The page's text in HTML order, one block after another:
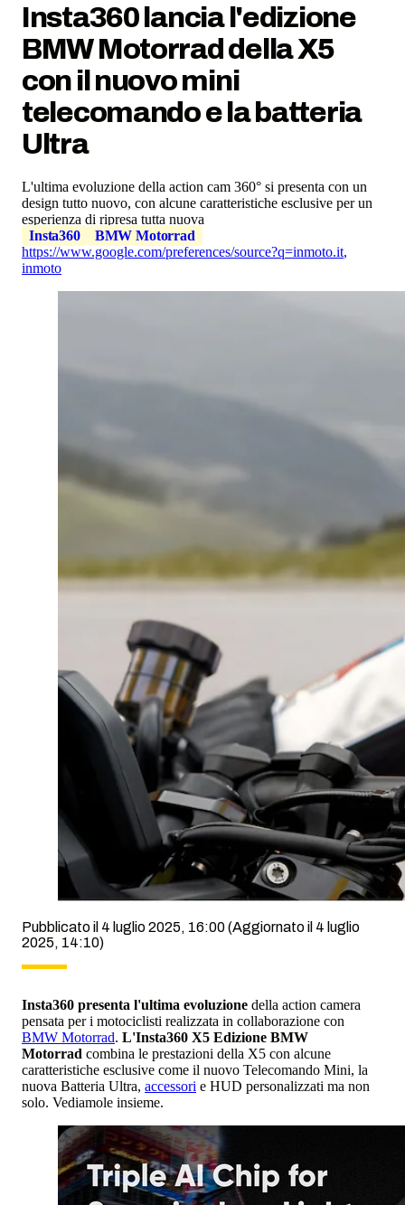
Insta360 lancia l'edizione
BMW Motorrad della X5
con il nuovo mini
telecomando e la batteria
Ultra
L'ultima evoluzione della action cam 360° si presenta con un
design tutto nuovo, con alcune caratteristiche esclusive per un
esperienza di ripresa tutta nuova
Insta360
BMW Motorrad
https://www.google.com/preferences/source?q=inmoto.it,
inmoto
Pubblicato il 4 luglio 2025, 16:00(Aggiornato il 4 luglio
2025, 14:10)
Insta360 presenta l'ultima evoluzione della action camera
pensata per i motociclisti realizzata in collaborazione con
BMW Motorrad. L'Insta360 X5 Edizione BMW
Motorrad combina le prestazioni della X5 con alcune
caratteristiche esclusive come il nuovo Telecomando Mini, la
nuova Batteria Ultra, accessori e HUD personalizzati ma non
solo. Vediamole insieme.